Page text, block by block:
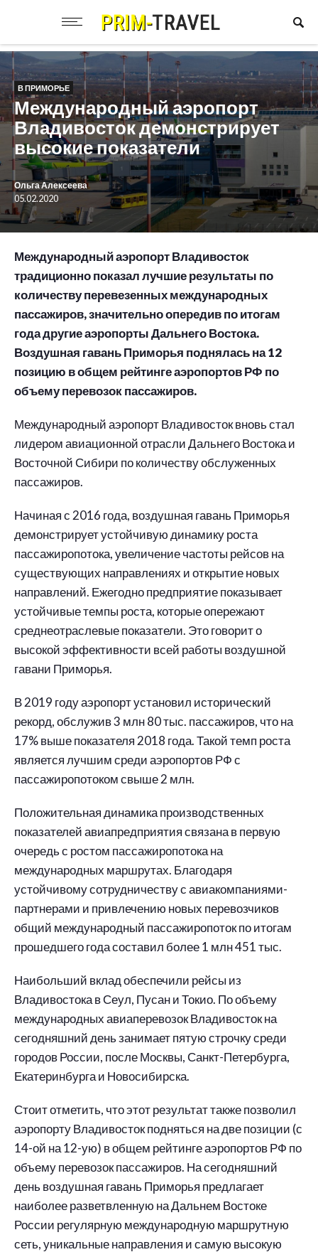
В ПРИМОРЬЕ
Международный аэропорт
Владивосток демонстрирует
высокие показатели
Ольга Алексеева
05.02.2020
Международный аэропорт Владивосток
традиционно показал лучшие результаты по
количеству перевезенных международных
пассажиров, значительно опередив по итогам
года другие аэропорты Дальнего Востока.
Воздушная гавань Приморья поднялась на 12
позицию в общем рейтинге аэропортов РФ по
объему перевозок пассажиров.
Международный аэропорт Владивосток вновь стал
лидером авиационной отрасли Дальнего Востока и
Восточной Сибири по количеству обслуженных
пассажиров.
Начиная с 2016 года, воздушная гавань Приморья
демонстрирует устойчивую динамику роста
пассажиропотока, увеличение частоты рейсов на
существующих направлениях и открытие новых
направлений. Ежегодно предприятие показывает
устойчивые темпы роста, которые опережают
среднеотраслевые показатели. Это говорит о
высокой эффективности всей работы воздушной
гавани Приморья.
В 2019 году аэропорт установил исторический
рекорд, обслужив 3 млн 80 тыс. пассажиров, что на
17% выше показателя 2018 года. Такой темп роста
является лучшим среди аэропортов РФ с
пассажиропотоком свыше 2 млн.
Положительная динамика производственных
показателей авиапредприятия связана в первую
очередь с ростом пассажиропотока на
международных маршрутах. Благодаря
устойчивому сотрудничеству с авиакомпаниями-
партнерами и привлечению новых перевозчиков
общий международный пассажиропоток по итогам
прошедшего года составил более 1 млн 451 тыс.
Наибольший вклад обеспечили рейсы из
Владивостока в Сеул, Пусан и Токио. По объему
международных авиаперевозок Владивосток на
сегодняшний день занимает пятую строчку среди
городов России, после Москвы, Санкт-Петербурга,
Екатеринбурга и Новосибирска.
Стоит отметить, что этот результат также позволил
аэропорту Владивосток подняться на две позиции (с
14-ой на 12-ую) в общем рейтинге аэропортов РФ по
объему перевозок пассажиров. На сегодняшний
день воздушная гавань Приморья предлагает
наиболее разветвленную на Дальнем Востоке
России регулярную международную маршрутную
сеть, уникальные направления и самую высокую